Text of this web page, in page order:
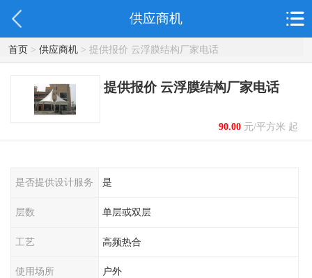
供应商机
首页> 供应商机> 提供报价 云浮膜结构厂家电话
提供报价 云浮膜结构厂家电话
90.00元/平方米 起
是否提供设计服务 是
层数 单层或双层
工艺 高频热合
使用场所 户外